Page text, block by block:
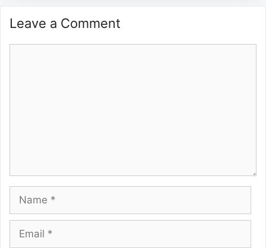
Leave a Comment
Name
Email